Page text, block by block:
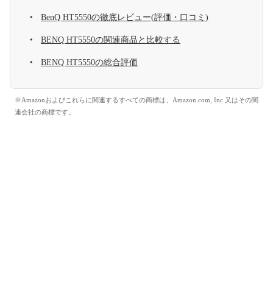
BenQ HT5550の徹底レビュー(評価・口コミ)
BENQ HT5550の関連商品と比較する
BENQ HT5550の総合評価
※Amazonおよびこれらに関連するすべての商標は、Amazon.com, Inc.又はその関
連会社の商標です。